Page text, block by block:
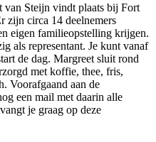
van Steijn vindt plaats bij Fort
zijn circa 14 deelnemers
eigen familieopstelling krijgen.
als representant. Je kunt vanaf
de dag. Margreet sluit rond
met koffie, thee, fris,
Voorafgaand aan de
een mail met daarin alle
je graag op deze